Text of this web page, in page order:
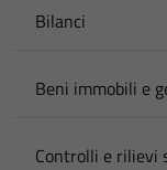
Bilanci
Beni immobili e
Controlli e rilievi